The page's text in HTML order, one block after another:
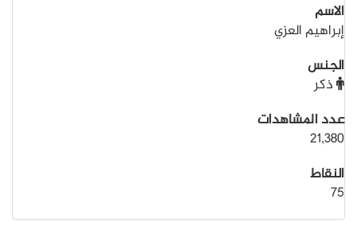
الاسم
إبراهيم العزي
الجنس
ذكر
عدد المشاهدات
21,380
النقاط
75